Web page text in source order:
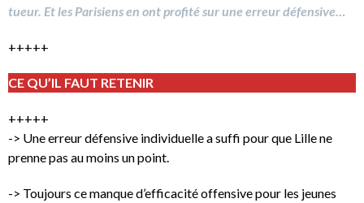
tueur. Et les Parisiens en ont profité sur une erreur défensive…
+++++
CE QU’IL FAUT RETENIR
+++++
-> Une erreur défensive individuelle a suffi pour que Lille ne
prenne pas au moins un point.
-> Toujours ce manque d’efficacité offensive pour les jeunes